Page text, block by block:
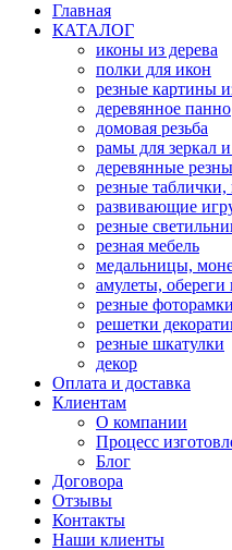
Главная
КАТАЛОГ
иконы из дерева
полки для икон
резные картины
деревянное панно
домовая резьба
рамы для зеркал
деревянные
резные
развивающие
резные
резная мебель
медальницы,
амулеты, обереги
резные
решетки
резные шкатулки
декор
Оплата и доставка
Клиентам
О компании
Процесс
Блог
Договора
Отзывы
Контакты
Наши клиенты